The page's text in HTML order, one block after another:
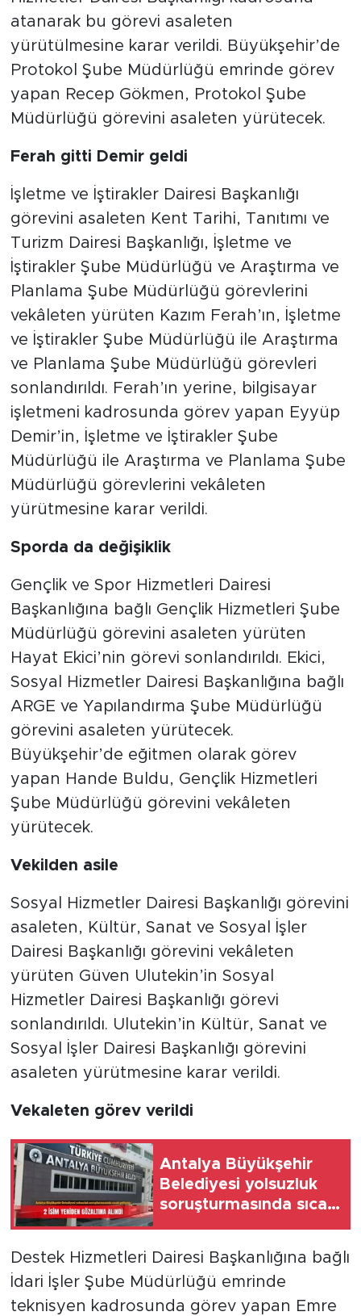
atanarak bu görevi asaleten
yürütülmesine karar verildi. Büyükşehir’de
Protokol Şube Müdürlüğü emrinde görev
yapan Recep Gökmen, Protokol Şube
Müdürlüğü görevini asaleten yürütecek.
Ferah gitti Demir geldi
İşletme ve İştirakler Dairesi Başkanlığı
görevini asaleten Kent Tarihi, Tanıtımı ve
Turizm Dairesi Başkanlığı, İşletme ve
İştirakler Şube Müdürlüğü ve Araştırma ve
Planlama Şube Müdürlüğü görevlerini
vekâleten yürüten Kazım Ferah’ın, İşletme
ve İştirakler Şube Müdürlüğü ile Araştırma
ve Planlama Şube Müdürlüğü görevleri
sonlandırıldı. Ferah’ın yerine, bilgisayar
işletmeni kadrosunda görev yapan Eyyüp
Demir’in, İşletme ve İştirakler Şube
Müdürlüğü ile Araştırma ve Planlama Şube
Müdürlüğü görevlerini vekâleten
yürütmesine karar verildi.
Sporda da değişiklik
Gençlik ve Spor Hizmetleri Dairesi
Başkanlığına bağlı Gençlik Hizmetleri Şube
Müdürlüğü görevini asaleten yürüten
Hayat Ekici’nin görevi sonlandırıldı. Ekici,
Sosyal Hizmetler Dairesi Başkanlığına bağlı
ARGE ve Yapılandırma Şube Müdürlüğü
görevini asaleten yürütecek.
Büyükşehir’de eğitmen olarak görev
yapan Hande Buldu, Gençlik Hizmetleri
Şube Müdürlüğü görevini vekâleten
yürütecek.
Vekilden asile
Sosyal Hizmetler Dairesi Başkanlığı görevini
asaleten, Kültür, Sanat ve Sosyal İşler
Dairesi Başkanlığı görevini vekâleten
yürüten Güven Ulutekin’in Sosyal
Hizmetler Dairesi Başkanlığı görevi
sonlandırıldı. Ulutekin’in Kültür, Sanat ve
Sosyal İşler Dairesi Başkanlığı görevini
asaleten yürütmesine karar verildi.
Vekaleten görev verildi
Antalya Büyükşehir
Belediyesi yolsuzluk
soruşturmasında sıcak
alındı
Destek Hizmetleri Dairesi Başkanlığına bağlı
İdari İşler Şube Müdürlüğü emrinde
teknisyen kadrosunda görev yapan Emre